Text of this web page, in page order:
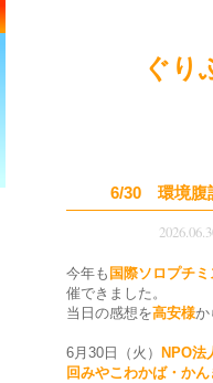
ぐり
6/30 環境腹
今年も 国際ソロプチ
催できました。
当日の感想を高安様か
6月30日（火） NPO法
回みやこわかば・か